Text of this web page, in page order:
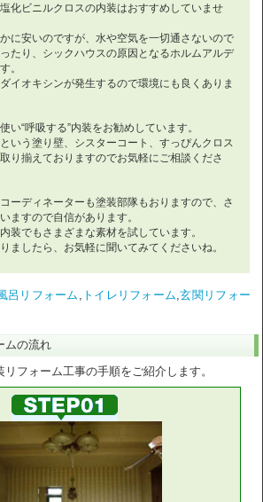
化ビニルクロスの内装はおすすめしていませ
に安いのですが、水や空気を一切通さないので
たり、シックハウスの原因となるホルムアルデ
。
イオキシンが発生するので環境にも良くありま
い“呼吸する”内装をお勧めしています。
いう塗り壁、シスターコート、すっぴんクロス
り揃えておりますのでお気軽にご相談くださ
ーディネーターも塗装部隊もおりますので、さ
ますので自信があります。
装でもさまざまな素材を試しています。
ましたら、お気軽に聞いてみてくださいね。
呂リフォーム , トイレリフォーム,玄関リフォー
ムの流れ
フォーム工事の手順をご紹介します。